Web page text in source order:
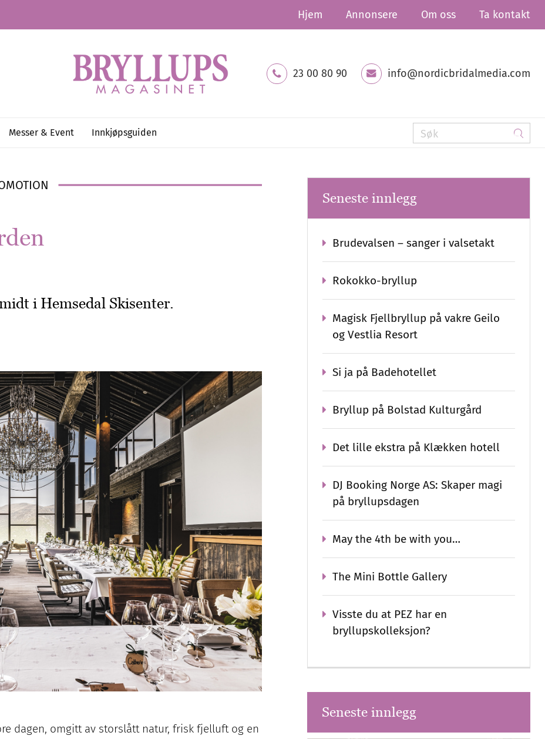
Hjem Annonsere Om oss Ta kontakt
23 00 80 90 info@nordicbridalmedia.com
Messer & Event Innkjøpsguiden
i Hemsedal Skisenter.
dagen, omgitt av storslått natur, frisk fjelluft og en
Seneste innlegg
Brudevalsen – sanger i valsetakt
Rokokko-bryllup
Magisk Fjellbryllup på vakre Geilo
og Vestlia Resort
Si ja på Badehotellet
Bryllup på Bolstad Kulturgård
Det lille ekstra på Klækken hotell
DJ Booking Norge AS: Skaper magi
på bryllupsdagen
May the 4th be with you…
The Mini Bottle Gallery
Visste du at PEZ har en
bryllupskolleksjon?
Seneste innlegg